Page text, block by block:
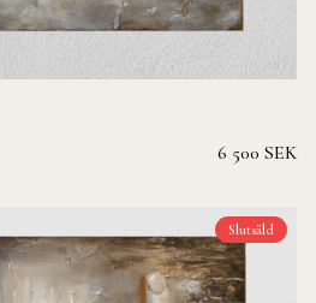
6 500 SEK
Slutsåld